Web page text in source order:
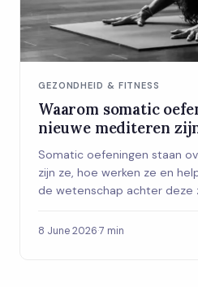
GEZONDHEID & FITNESS
Waarom somatic
nieuwe mediteren
Somatic oefeningen staan
zijn ze, hoe werken ze en
de wetenschap achter deze
spanning willen doorbreken.
8 June 2026·7 min